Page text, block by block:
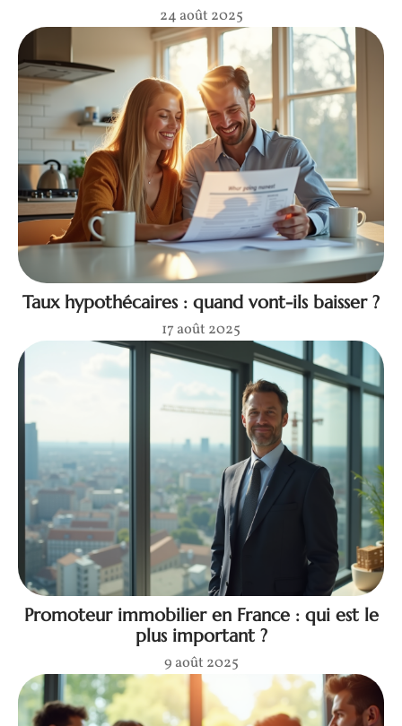
24 août 2025
Taux hypothécaires : quand vont-ils baisser ?
17 août 2025
Promoteur immobilier en France : qui est le
plus important ?
9 août 2025